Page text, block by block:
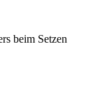
beim Setzen